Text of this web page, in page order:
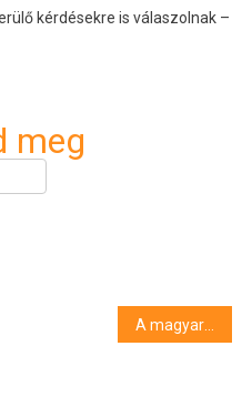
kérdésekre is válaszolnak –
meg